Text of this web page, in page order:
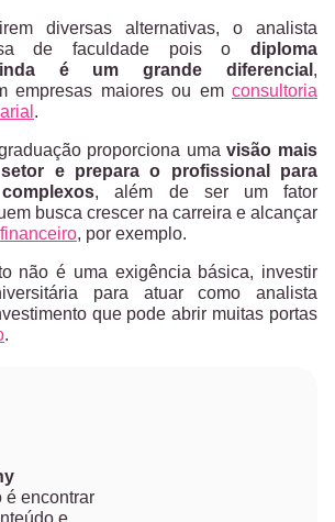
diversas alternativas, o analista
de faculdade pois o diploma
é um grande diferencial ,
empresas maiores ou em consultoria
.
proporciona uma visão mais
e prepara o profissional para
, além de ser um fator
busca crescer na carreira e alcançar
, por exemplo.
não é uma exigência básica, investir
para atuar como analista
que pode abrir muitas portas
.
é encontrar
e